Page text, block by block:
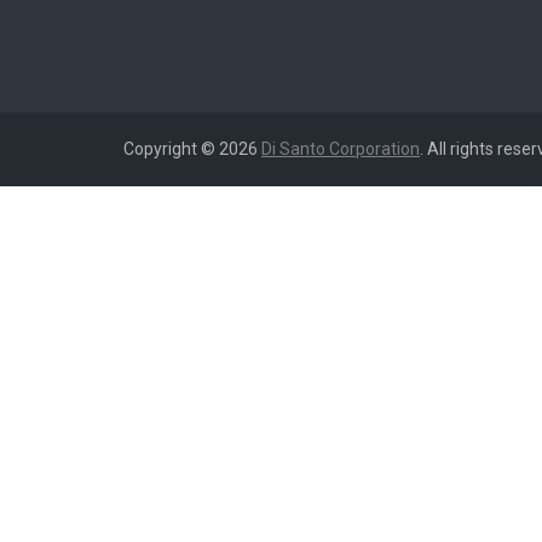
Copyright © 2026 Di Santo Corporation . All rights